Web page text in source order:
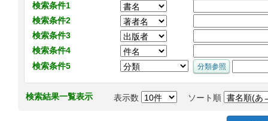
検索条件1
検索条件2
検索条件3
検索条件4
検索条件5
検索結果一覧表示 表示数 ソート順